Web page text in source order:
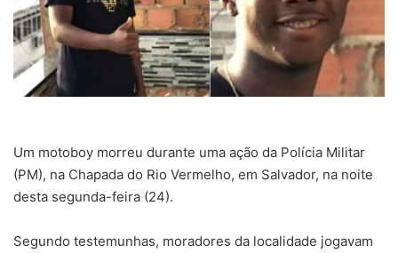
Um motoboy morreu durante uma ação da Polícia Militar
(PM), na Chapada do Rio Vermelho, em Salvador, na noite
desta segunda-feira (24).
Segundo testemunhas, moradores da localidade jogavam